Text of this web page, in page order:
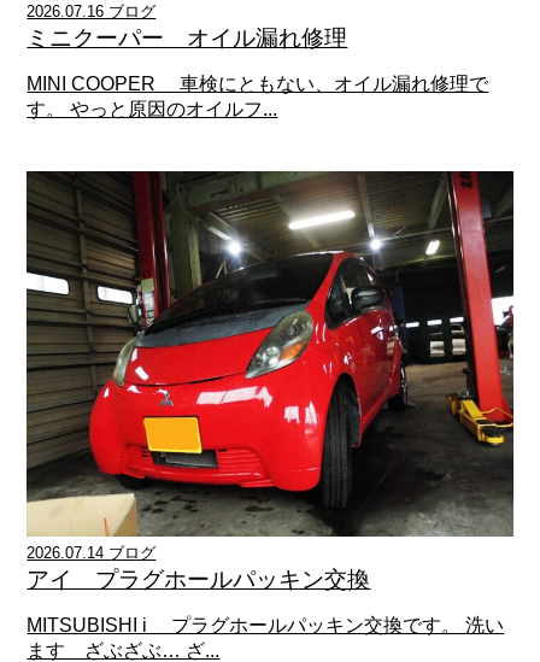
2026.07.16 ブログ
ミニクーパー オイル漏れ修理
MINI COOPER 車検にともない、オイル漏れ修理で
す。 やっと原因のオイルフ...
2026.07.14 ブログ
アイ プラグホールパッキン交換
MITSUBISHI i プラグホールパッキン交換です。 洗い
ます ざぶざぶ… ざ...